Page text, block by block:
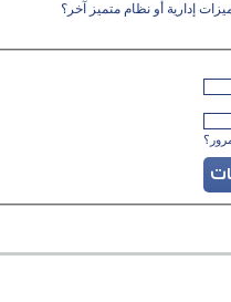
إدارية أو نظام متميز آخر؟